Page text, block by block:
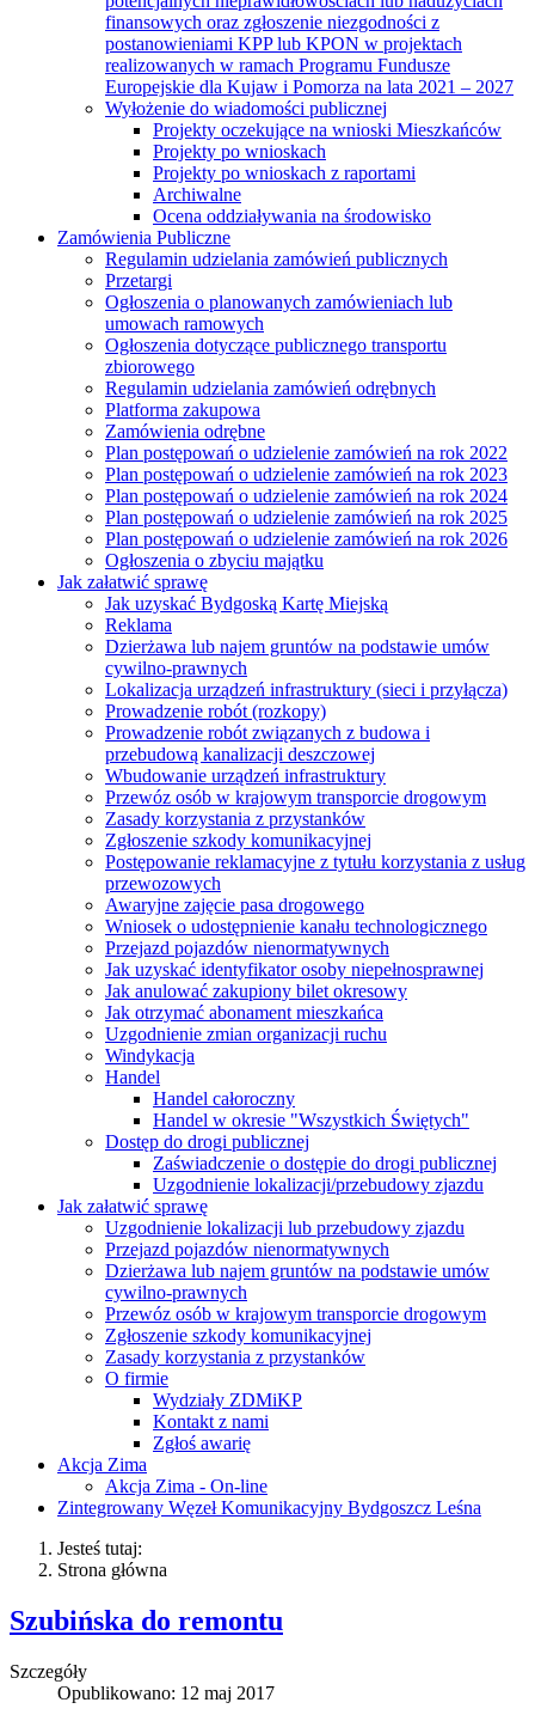
finansowych oraz zgłoszenie niezgodności z
postanowieniami KPP lub KPON w projektach
realizowanych w ramach Programu Fundusze
Europejskie dla Kujaw i Pomorza na lata 2021 – 2027
Wyłożenie do wiadomości publicznej
Projekty oczekujące na wnioski Mieszkańców
Projekty po wnioskach
Projekty po wnioskach z raportami
Archiwalne
Ocena oddziaływania na środowisko
Zamówienia Publiczne
Regulamin udzielania zamówień publicznych
Przetargi
Ogłoszenia o planowanych zamówieniach lub
umowach ramowych
Ogłoszenia dotyczące publicznego transportu
zbiorowego
Regulamin udzielania zamówień odrębnych
Platforma zakupowa
Zamówienia odrębne
Plan postępowań o udzielenie zamówień na rok 2022
Plan postępowań o udzielenie zamówień na rok 2023
Plan postępowań o udzielenie zamówień na rok 2024
Plan postępowań o udzielenie zamówień na rok 2025
Plan postępowań o udzielenie zamówień na rok 2026
Ogłoszenia o zbyciu majątku
Jak załatwić sprawę
Jak uzyskać Bydgoską Kartę Miejską
Reklama
Dzierżawa lub najem gruntów na podstawie umów
cywilno-prawnych
Lokalizacja urządzeń infrastruktury (sieci i przyłącza)
Prowadzenie robót (rozkopy)
Prowadzenie robót związanych z budowa i
przebudową kanalizacji deszczowej
Wbudowanie urządzeń infrastruktury
Przewóz osób w krajowym transporcie drogowym
Zasady korzystania z przystanków
Zgłoszenie szkody komunikacyjnej
Postępowanie reklamacyjne z tytułu korzystania z usług
przewozowych
Awaryjne zajęcie pasa drogowego
Wniosek o udostępnienie kanału technologicznego
Przejazd pojazdów nienormatywnych
Jak uzyskać identyfikator osoby niepełnosprawnej
Jak anulować zakupiony bilet okresowy
Jak otrzymać abonament mieszkańca
Uzgodnienie zmian organizacji ruchu
Windykacja
Handel
Handel całoroczny
Handel w okresie "Wszystkich Świętych"
Dostęp do drogi publicznej
Zaświadczenie o dostępie do drogi publicznej
Uzgodnienie lokalizacji/przebudowy zjazdu
Jak załatwić sprawę
Uzgodnienie lokalizacji lub przebudowy zjazdu
Przejazd pojazdów nienormatywnych
Dzierżawa lub najem gruntów na podstawie umów
cywilno-prawnych
Przewóz osób w krajowym transporcie drogowym
Zgłoszenie szkody komunikacyjnej
Zasady korzystania z przystanków
O firmie
Wydziały ZDMiKP
Kontakt z nami
Zgłoś awarię
Akcja Zima
Akcja Zima - On-line
Zintegrowany Węzeł Komunikacyjny Bydgoszcz Leśna
Jesteś tutaj:
Strona główna
Szubińska do remontu
Szczegóły
Opublikowano: 12 maj 2017